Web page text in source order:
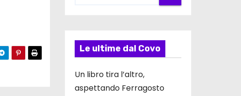
Le ultime dal Covo
Un libro tira l’altro,
aspettando Ferragosto